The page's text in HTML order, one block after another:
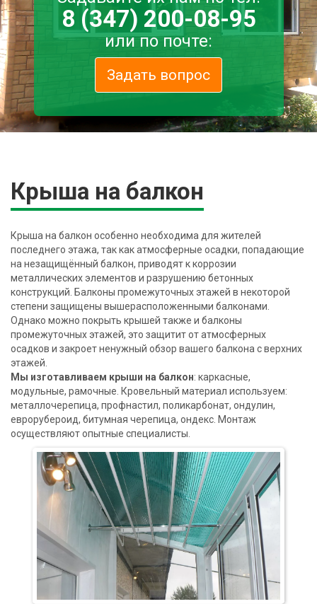
8 (347) 200-08-95
или по почте:
Задать вопрос
Крыша на балкон
Крыша на балкон особенно необходима для жителей
последнего этажа, так как атмосферные осадки, попадающие
на незащищённый балкон, приводят к коррозии
металлических элементов и разрушению бетонных
конструкций. Балконы промежуточных этажей в некоторой
степени защищены вышерасположенными балконами.
Однако можно покрыть крышей также и балконы
промежуточных этажей, это защитит от атмосферных
осадков и закроет ненужный обзор вашего балкона с верхних
этажей.
Мы изготавливаем крыши на балкон: каркасные,
модульные, рамочные. Кровельный материал используем:
металлочерепица, профнастил, поликарбонат, ондулин,
еврорубероид, битумная черепица, ондекс. Монтаж
осуществляют опытные специалисты.